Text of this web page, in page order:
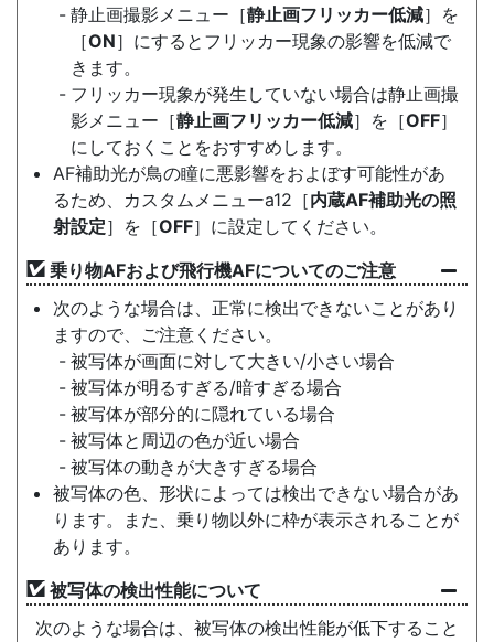
静止画撮影メニュー［静止画フリッカー低減］を
［ON］にするとフリッカー現象の影響を低減で
きます。
フリッカー現象が発生していない場合は静止画撮
影メニュー［静止画フリッカー低減］を［OFF］
にしておくことをおすすめします。
AF補助光が鳥の瞳に悪影響をおよぼす可能性があ
るため、カスタムメニューa12［内蔵AF補助光の照
射設定］を［OFF］に設定してください。
乗り物AFおよび飛行機AFについてのご注意
次のような場合は、正常に検出できないことがあり
ますので、ご注意ください。
被写体が画面に対して大きい/小さい場合
被写体が明るすぎる/暗すぎる場合
被写体が部分的に隠れている場合
被写体と周辺の色が近い場合
被写体の動きが大きすぎる場合
被写体の色、形状によっては検出できない場合があ
ります。また、乗り物以外に枠が表示されることが
あります。
被写体の検出性能について
次のような場合は、被写体の検出性能が低下すること